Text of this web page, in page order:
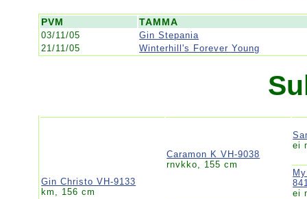
PVM TAMMA
03/11/05
Gin Stepania
21/11/05
Winterhill's Forever Young
Gin Christo VH-9133
km, 156 cm
Caramon K VH-9038
rnvkko, 155 cm
ei
ei